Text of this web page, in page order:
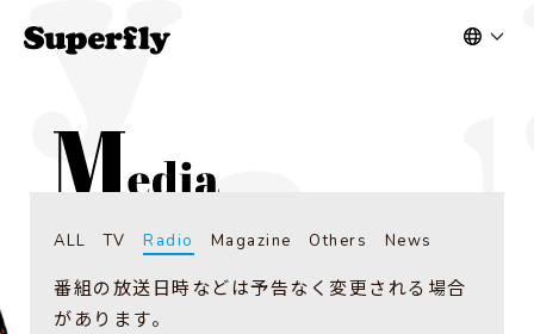
ALL TV Radio Magazine Others News
番組の放送日時などは予告なく変更される場合
があります。